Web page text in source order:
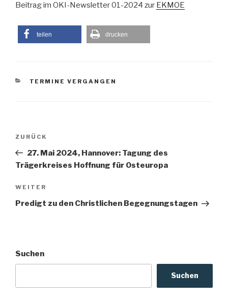
Beitrag im OKI-Newsletter 01-2024 zur EKMOE
teilen drucken
KATEGORIEN
TERMINE VERGANGEN
Beitragsnavigation
Vorheriger
Beitrag
ZURÜCK
27. Mai 2024, Hannover: Tagung des
Trägerkreises Hoffnung für Osteuropa
Nächster
Beitrag
WEITER
Predigt zu den Christlichen Begegnungstagen
Suchen
Suchen